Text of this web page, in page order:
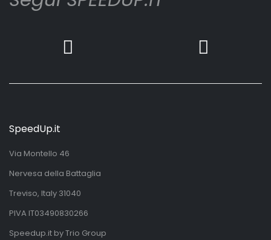
SpeedUp.it
Via Montello 46
Nervesa della Battaglia
Treviso, Italy 31040
PIVA IT03490830266
Speedup.it by Trio Group